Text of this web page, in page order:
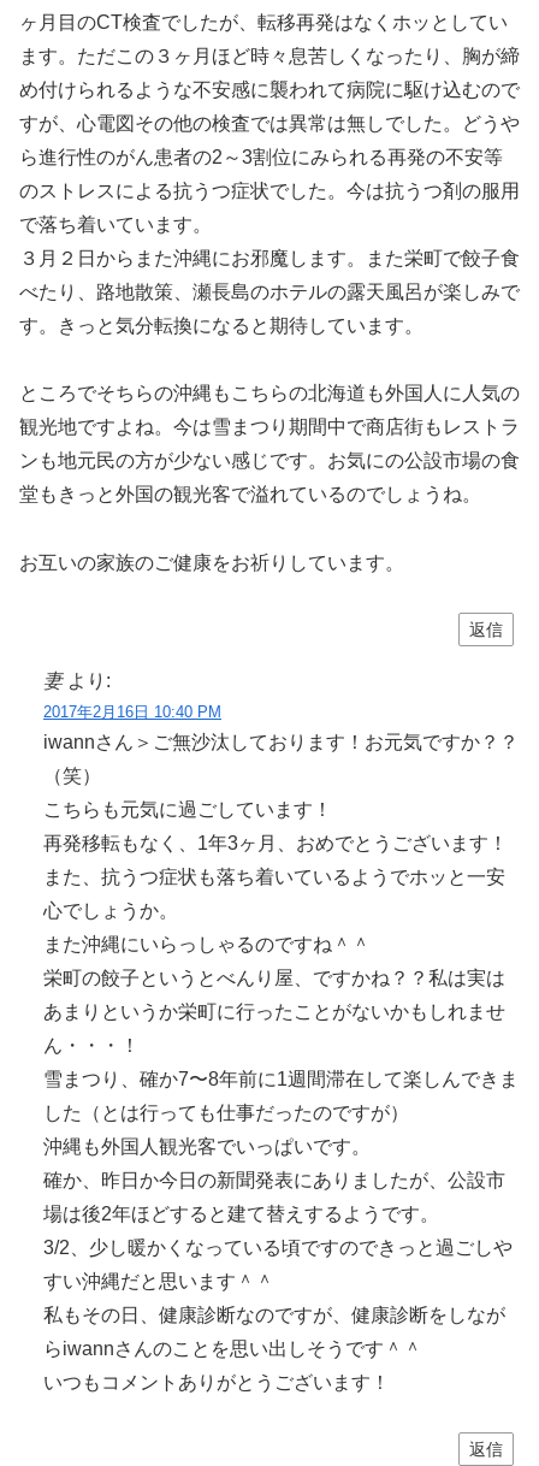
ヶ月目のCT検査でしたが、転移再発はなくホッとしてい
ます。ただこの３ヶ月ほど時々息苦しくなったり、胸が締
め付けられるような不安感に襲われて病院に駆け込むので
すが、心電図その他の検査では異常は無しでした。どうや
ら進行性のがん患者の2～3割位にみられる再発の不安等
のストレスによる抗うつ症状でした。今は抗うつ剤の服用
で落ち着いています。
３月２日からまた沖縄にお邪魔します。また栄町で餃子食
べたり、路地散策、瀬長島のホテルの露天風呂が楽しみで
す。きっと気分転換になると期待しています。
ところでそちらの沖縄もこちらの北海道も外国人に人気の
観光地ですよね。今は雪まつり期間中で商店街もレストラ
ンも地元民の方が少ない感じです。お気にの公設市場の食
堂もきっと外国の観光客で溢れているのでしょうね。
お互いの家族のご健康をお祈りしています。
返信
妻 より:
2017年2月16日 10:40 PM
iwannさん＞ご無沙汰しております！お元気ですか？？
（笑）
こちらも元気に過ごしています！
再発移転もなく、1年3ヶ月、おめでとうございます！
また、抗うつ症状も落ち着いているようでホッと一安
心でしょうか。
また沖縄にいらっしゃるのですね＾＾
栄町の餃子というとべんり屋、ですかね？？私は実は
あまりというか栄町に行ったことがないかもしれませ
ん・・・！
雪まつり、確か7〜8年前に1週間滞在して楽しんできま
した（とは行っても仕事だったのですが）
沖縄も外国人観光客でいっぱいです。
確か、昨日か今日の新聞発表にありましたが、公設市
場は後2年ほどすると建て替えするようです。
3/2、少し暖かくなっている頃ですのできっと過ごしや
すい沖縄だと思います＾＾
私もその日、健康診断なのですが、健康診断をしなが
らiwannさんのことを思い出しそうです＾＾
いつもコメントありがとうございます！
返信